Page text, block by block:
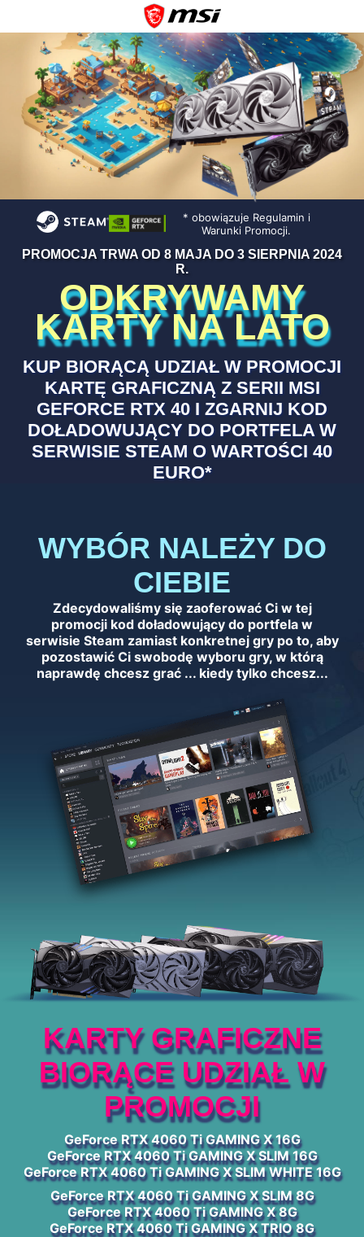
* obowiązuje Regulamin i
Warunki Promocji.
PROMOCJA TRWA OD 8 MAJA DO 3 SIERPNIA 2024
R.
ODKRYWAMY
KARTY NA LATO
KUP BIORĄCĄ UDZIAŁ W PROMOCJI
KARTĘ GRAFICZNĄ Z SERII MSI
GEFORCE RTX 40 I ZGARNIJ KOD
DOŁADOWUJĄCY DO PORTFELA W
SERWISIE STEAM O WARTOŚCI 40
EURO*
WYBÓR NALEŻY DO
CIEBIE
Zdecydowaliśmy się zaoferować Ci w tej
promocji kod doładowujący do portfela w
serwisie Steam zamiast konkretnej gry po to, aby
pozostawić Ci swobodę wyboru gry, w którą
naprawdę chcesz grać ... kiedy tylko chcesz...
KARTY GRAFICZNE
BIORĄCE UDZIAŁ W
PROMOCJI
GeForce RTX 4060 Ti GAMING X 16G
GeForce RTX 4060 Ti GAMING X SLIM 16G
GeForce RTX 4060 Ti GAMING X SLIM WHITE 16G
GeForce RTX 4060 Ti GAMING X SLIM 8G
GeForce RTX 4060 Ti GAMING X 8G
GeForce RTX 4060 Ti GAMING X TRIO 8G